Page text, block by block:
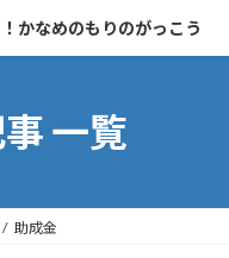
かなめのもりのがっこう
一覧
助成金